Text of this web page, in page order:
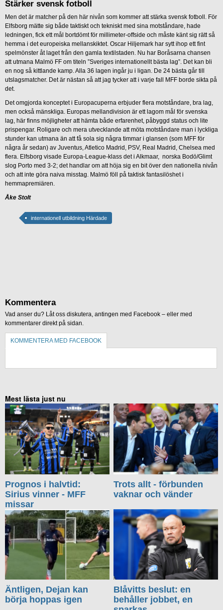
Stärker svensk fotboll
Men det är matcher på den här nivån som kommer att stärka svensk fotboll. För
Elfsborg mätte sig både taktiskt och tekniskt med sina motståndare, hade
ledningen, fick ett mål bortdömt för millimeter-offside och måste känt sig rätt så
hemma i det europeiska mellanskiktet. Oscar Hiljemark har sytt ihop ett fint
spelmönster åt laget från den gamla textilstaden. Nu har Boråsarna chansen
att utmana Malmö FF om titeln ”Sveriges internationellt bästa lag”. Det kan bli
en nog så kittlande kamp. Alla 36 lagen ingår ju i ligan. De 24 bästa går till
utslagsmatcher. Det är nästan så att jag tycker att i varje fall MFF borde sikta på
det.
Det omgjorda konceptet i Europacuperna erbjuder flera motståndare, bra lag,
men också mänskliga. Europas mellandivision är ett lagom mål för svenska
lag, här finns möjligheter att hämta både erfarenhet, påbyggd status och lite
prispengar. Roligare och mera utvecklande att möta motståndare man i lyckliga
stunder kan utmana än att få sola sig några timmar i glansen (som MFF för
några år sedan) av Juventus, Atletico Madrid, PSV, Real Madrid, Chelsea med
flera. Elfsborg visade Europa-League-klass det i Alkmaar, norska Bodö/Glimt
slog Porto med 3-2; det handlar om att höja sig en bit över den nationella nivån
och att inte göra naiva misstag. Malmö föll på taktisk fantasilöshet i
hemmapremiären.
Åke Stolt
internationell utbildning Härdade
Kommentera
Vad anser du? Låt oss diskutera, antingen med Facebook – eller med
kommentarer direkt på sidan.
KOMMENTERA MED FACEBOOK
Mest lästa just nu
Prognos i halvtid:
Sirius vinner - MFF
missar
Trots allt - förbunden
vaknar och vänder
Äntligen, Dejan kan
börja hoppas igen
Blåvitts beslut: en
behåller jobbet, en